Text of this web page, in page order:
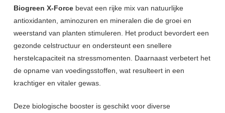
Biogreen X-Forcebevat een rijke mix van natuurlijke
antioxidanten, aminozuren en mineralen die de groei en
weerstand van planten stimuleren. Het product bevordert een
gezonde celstructuur en ondersteunt een snellere
herstelcapaciteit na stressmomenten. Daarnaast verbetert het
de opname van voedingsstoffen, wat resulteert in een
krachtiger en vitaler gewas.
Deze biologische booster is geschikt voor diverse